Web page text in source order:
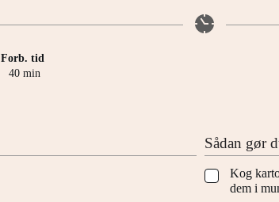
Forb. tid
40minutter
min
Sådan gør
▢
Kog
dem i